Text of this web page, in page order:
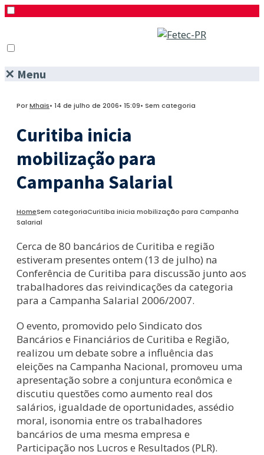
✕ Menu
PorMhais• 14 de julho de 2006• 15:09• Sem categoria
Curitiba inicia
mobilização para
Campanha Salarial
HomeSem categoriaCuritiba inicia mobilização para Campanha
Salarial
Cerca de 80 bancários de Curitiba e região
estiveram presentes ontem (13 de julho) na
Conferência de Curitiba para discussão junto aos
trabalhadores das reivindicações da categoria
para a Campanha Salarial 2006/2007.
O evento, promovido pelo Sindicato dos
Bancários e Financiários de Curitiba e Região,
realizou um debate sobre a influência das
eleições na Campanha Nacional, promoveu uma
apresentação sobre a conjuntura econômica e
discutiu questões como aumento real dos
salários, igualdade de oportunidades, assédio
moral, isonomia entre os trabalhadores
bancários de uma mesma empresa e
Participação nos Lucros e Resultados (PLR).